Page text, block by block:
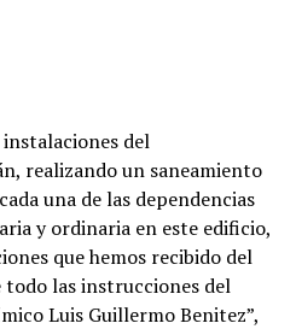
del
realizando un saneamiento
una de las dependencias
y ordinaria en este edificio,
que hemos recibido del
todo las instrucciones del
Luis Guillermo Benitez”,